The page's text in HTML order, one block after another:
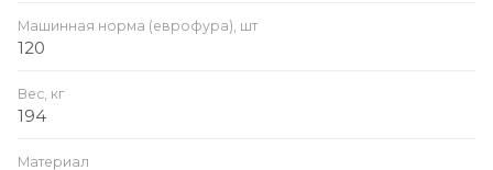
Машинная норма (еврофура), шт
120
Вес, кг
194
Материал